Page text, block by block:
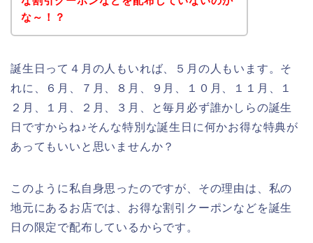
な～！？
誕生日って４月の人もいれば、５月の人もいます。そ
れに、６月、７月、８月、９月、１０月、１１月、１
２月、１月、２月、３月、と毎月必ず誰かしらの誕生
日ですからね♪そんな特別な誕生日に何かお得な特典が
あってもいいと思いませんか？
このように私自身思ったのですが、その理由は、私の
地元にあるお店では、お得な割引クーポンなどを誕生
日の限定で配布しているからです。